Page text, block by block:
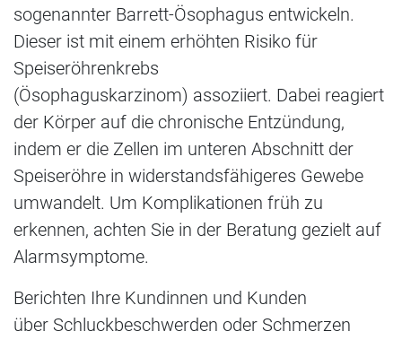
sogenannter Barrett-Ösophagus entwickeln.
Dieser ist mit einem erhöhten Risiko für
Speiseröhrenkrebs
(Ösophaguskarzinom) assoziiert. Dabei reagiert
der Körper auf die chronische Entzündung,
indem er die Zellen im unteren Abschnitt der
Speiseröhre in widerstandsfähigeres Gewebe
umwandelt. Um Komplikationen früh zu
erkennen, achten Sie in der Beratung gezielt auf
Alarmsymptome.
Berichten Ihre Kundinnen und Kunden
über Schluckbeschwerden oder Schmerzen